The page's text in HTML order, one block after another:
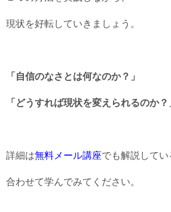
現状を好転していきましょう。
「自信のなさとは何なのか？」
「どうすれば現状を変えられるのか？
詳細は無料メール講座でも解説してい
合わせて学んでみてください。